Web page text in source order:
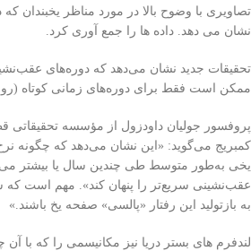
تصاویری با وضوح بالا در مورد مناظر یخبندان که
نشان می دهد. داده ها را جمع آوری کرد.
تحقیقات جدید نشان می‌دهد که دوره‌های
ممکن است فقط برای دوره‌های زمانی کوتاه
پروفسور جولیان داودزول از مؤسسه تحقیقاتی
کمبریج می‌گوید: «این نشان می‌دهد که چگونه
یخی به‌طور متوسط ​​طی چندین سال یا بیشتر
عقب‌نشینی سریع‌تر را پنهان کند». مهم است که
به بازتولید این رفتار «پالسی» صفحه یخ باشند.»
لندفرم های بستر دریا نیز مکانیسمی را که با